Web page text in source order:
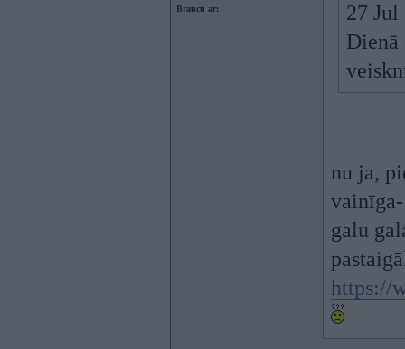
Braucu ar:
27
Dienā
nu ja,
galu
https://